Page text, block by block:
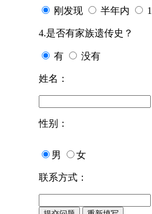
刚发现 半年内
4.是否有家族遗传史？
有 没有
姓名：
性别：
男 女
联系方式：